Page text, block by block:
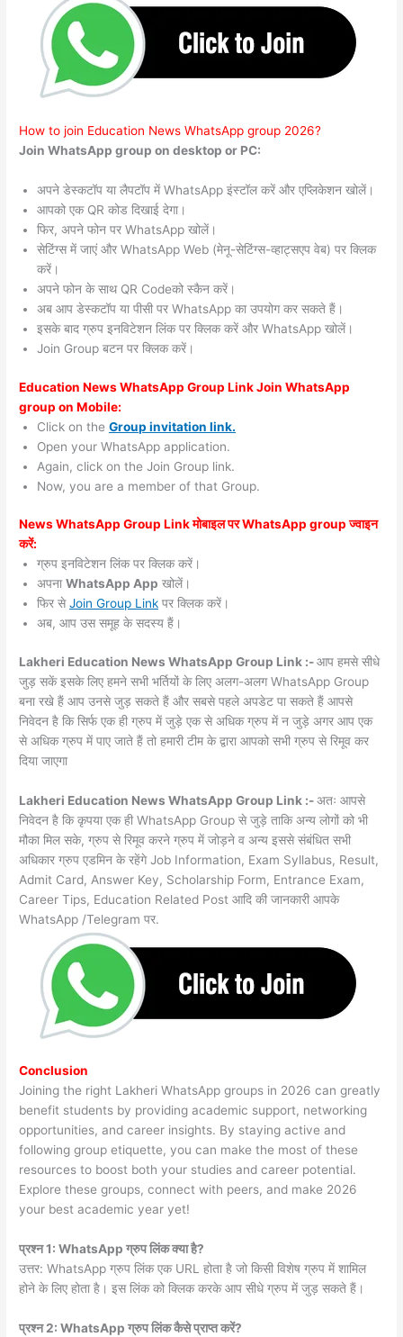
How to join Education News WhatsApp group 2026?
Join WhatsApp group on desktop or PC:
अपने डेस्कटॉप या लैपटॉप में WhatsApp इंस्टॉल करें और एप्लिकेशन खोलें।
आपको एक QR कोड दिखाई देगा।
फिर, अपने फोन पर WhatsApp खोलें।
सेटिंग्स में जाएं और WhatsApp Web (मेनू-सेटिंग्स-व्हाट्सएप वेब) पर क्लिक
करें।
अपने फोन के साथ QR Codeको स्कैन करें।
अब आप डेस्कटॉप या पीसी पर WhatsApp का उपयोग कर सकते हैं।
इसके बाद ग्रुप इनविटेशन लिंक पर क्लिक करें और WhatsApp खोलें।
Join Group बटन पर क्लिक करें।
Education News WhatsApp Group Link Join WhatsApp
group on Mobile:
Click on theGroup invitation link.
Open your WhatsApp application.
Again, click on the Join Group link.
Now, you are a member of that Group.
News WhatsApp Group Link मोबाइल पर WhatsApp group ज्वाइन
करें:
ग्रुप इनविटेशन लिंक पर क्लिक करें।
अपनाWhatsApp App खोलें।
फिर सेJoin Group Link पर क्लिक करें।
अब, आप उस समूह के सदस्य हैं।
Lakheri Education News WhatsApp Group Link :-आप हमसे सीधे
जुड़ सकें इसके लिए हमने सभी भर्तियों के लिए अलग-अलग WhatsApp Group
बना रखे हैं आप उनसे जुड़ सकते हैं और सबसे पहले अपडेट पा सकते हैं आपसे
निवेदन है कि सिर्फ एक ही ग्रुप में जुड़े एक से अधिक ग्रुप में न जुड़े अगर आप एक
से अधिक ग्रुप में पाए जाते हैं तो हमारी टीम के द्वारा आपको सभी ग्रुप से रिमूव कर
दिया जाएगा
Lakheri Education News WhatsApp Group Link :-अतः आपसे
निवेदन है कि कृपया एक ही WhatsApp Group से जुड़े ताकि अन्य लोगों को भी
मौका मिल सके, ग्रुप से रिमूव करने ग्रुप में जोड़ने व अन्य इससे संबंधित सभी
अधिकार ग्रुप एडमिन के रहेंगे Job Information, Exam Syllabus, Result,
Admit Card, Answer Key, Scholarship Form, Entrance Exam,
Career Tips, Education Related Post आदि की जानकारी आपके
WhatsApp /Telegram पर.
Conclusion
Joining the right Lakheri WhatsApp groups in 2026 can greatly
benefit students by providing academic support, networking
opportunities, and career insights. By staying active and
following group etiquette, you can make the most of these
resources to boost both your studies and career potential.
Explore these groups, connect with peers, and make 2026
your best academic year yet!
प्रश्न 1: WhatsApp ग्रुप लिंक क्या है?
उत्तर: WhatsApp ग्रुप लिंक एक URL होता है जो किसी विशेष ग्रुप में शामिल
होने के लिए होता है। इस लिंक को क्लिक करके आप सीधे ग्रुप में जुड़ सकते हैं।
प्रश्न 2: WhatsApp ग्रुप लिंक कैसे प्राप्त करें?